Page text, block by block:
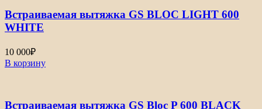
Встраиваемая вытяжка GS BLOC LIGHT 600
WHITE
10 000₽
В корзину
Встраиваемая вытяжка GS Bloc P 600 BLACK